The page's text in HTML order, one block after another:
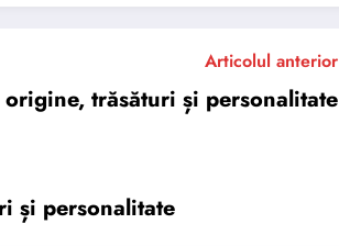
Articolul anterior
trăsături și personalitate
și personalitate